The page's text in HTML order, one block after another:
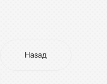
Назад